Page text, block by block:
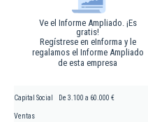
Ve el Informe Ampliado. ¡Es
gratis!
Regístrese en eInforma y le
regalamos el Informe Ampliado
de esta empresa
Capital Social De 3.100 a 60.000 €
Ventas